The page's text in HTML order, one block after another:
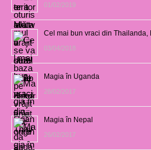
01/02/2019
Cel mai bun vraci din Thailanda,
03/04/2018
Magia în Uganda
28/02/2017
Magia în Nepal
26/02/2017